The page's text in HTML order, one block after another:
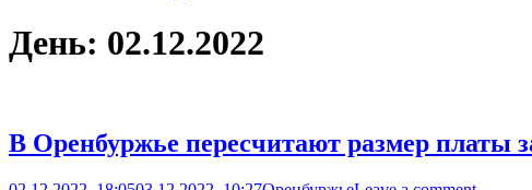
День: 02.12.2022
В Оренбуржье пересчитают размер платы